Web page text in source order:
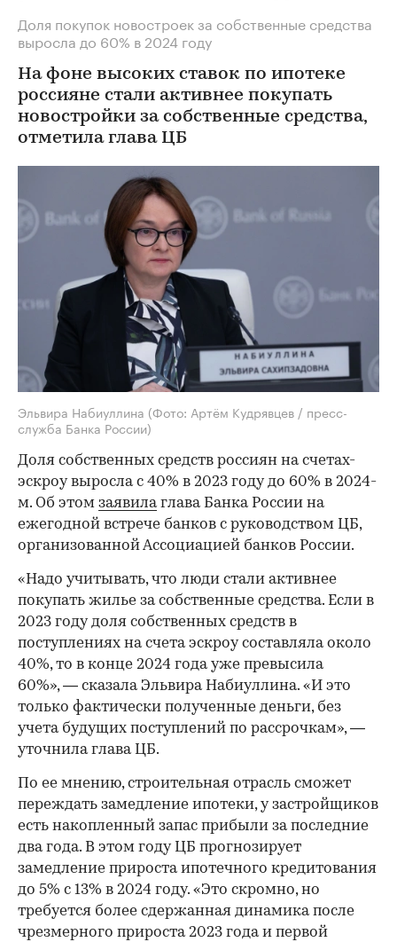
Доля покупок новостроек за собственные средства
выросла до 60% в 2024 году
На фоне высоких ставок по ипотеке
россияне стали активнее покупать
новостройки за собственные средства,
отметила глава ЦБ
Эльвира Набиуллина (Фото: Артём Кудрявцев / пресс-
служба Банка России)
Доля собственных средств россиян на счетах-
эскроу выросла с 40% в 2023 году до 60% в 2024-
м. Об этом заявилаглава Банка России на
ежегодной встрече банков с руководством ЦБ,
организованной Ассоциацией банков России.
«Надо учитывать, что люди стали активнее
покупать жилье за собственные средства. Если в
2023 году доля собственных средств в
поступлениях на счета эскроу составляла около
40%, то в конце 2024 года уже превысила
60%», — сказала Эльвира Набиуллина. «И это
только фактически полученные деньги, без
учета будущих поступлений по рассрочкам», —
уточнила глава ЦБ.
По ее мнению, строительная отрасль сможет
переждать замедление ипотеки, у застройщиков
есть накопленный запас прибыли за последние
два года. В этом году ЦБ прогнозирует
замедление прироста ипотечного кредитования
до 5% с 13% в 2024 году. «Это скромно, но
требуется более сдержанная динамика после
чрезмерного прироста 2023 года и первой